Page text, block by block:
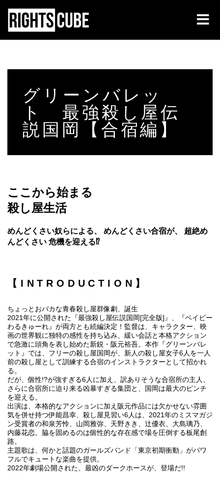
グリーンバレッ
ト 最強殺し屋伝
説国岡【合宿編】
ここから始まる
殺し屋生活
めんどくさい奴らによる、 めんどくさい合宿が、 超絶め
んどくさい 危機を迎える⁉
【INTRODUCTION】
ちょっとおバカな青春殺し屋群像劇、誕生
2021年に公開された『最強殺し屋伝説国岡[完全版]』、『ベイビー
わるきゅーれ』が両方とも続編決定！監督は、キャラクター、映
画の世界観に独特の感性を持ち込み、緩い会話と本格アクション
で急激に頭角を表し始めた新鋭・阪元裕吾。本作『グリーンバレ
ット』では、フリーの殺し屋国岡が、新人の殺し屋女子6人を一人
前の殺し屋として訓練する合宿のインストラクターとして招かれ
る。
だが、個性!?が強すぎる6人に加え、訳ありそうな合宿所の主人、
さらに合宿所に迫り来る凶暴すぎる集団と、国岡は最大のピンチ
を迎える。
出演は、本格的なアクションに加え阪元作品には欠かせない雰囲
気を併せ持つ伊能昌幸、殺し屋見習い6人は、2021年のミスマガジ
ン受賞者の和泉芳怜、山岡雅弥、天野きき、辻󠄀優衣、大島璃乃、
内藤花恋。脇を固めるのは個性的な存在感で場を圧倒する板尾創
路。
主題歌は、何かと話題のガールズバンド「東京初期衝動」がパワ
フルでキュートな楽曲を提供。
2022年劇場公開された、最凶のダークホースが、登場だ!!